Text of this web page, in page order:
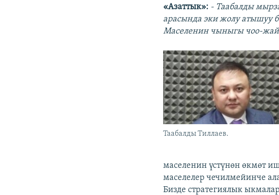
«Азаттык»: - Таабалды
арасында эки жолу атышуу
Маселенин чыныгы чоо-
Таабалды Тиллаев.
маселенин үстүнөн өкмөт
маселелер чечилмейинче
Бизде стратегиялык